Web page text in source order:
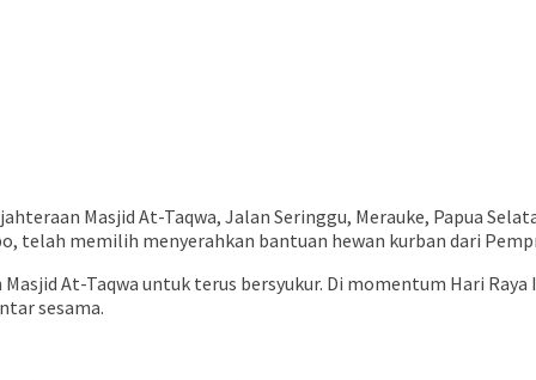
Masjid At-Taqwa, Jalan Seringgu, Merauke, Papua
telah memilih menyerahkan bantuan hewan kurban dari
At-Taqwa untuk terus bersyukur. Di momentum Hari
sesama.